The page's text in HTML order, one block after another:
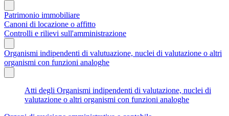
Patrimonio immobiliare
Canoni di locazione o affitto
Controlli e rilievi sull'amministrazione
Organismi indipendenti di valutuazione, nuclei di valutazione o altri
organismi con funzioni analoghe
Atti degli Organismi indipendenti di valutazione, nuclei di
valutazione o altri organismi con funzioni analoghe